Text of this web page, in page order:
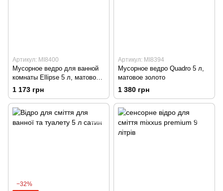
Артикул: MI8400
Мусорное ведро для ванной
комнаты Ellipse 5 л, матовое
золото
1 173 грн
Артикул: MI8394
Мусорное ведро Quadro 5 л,
матовое золото
1 380 грн
−32%